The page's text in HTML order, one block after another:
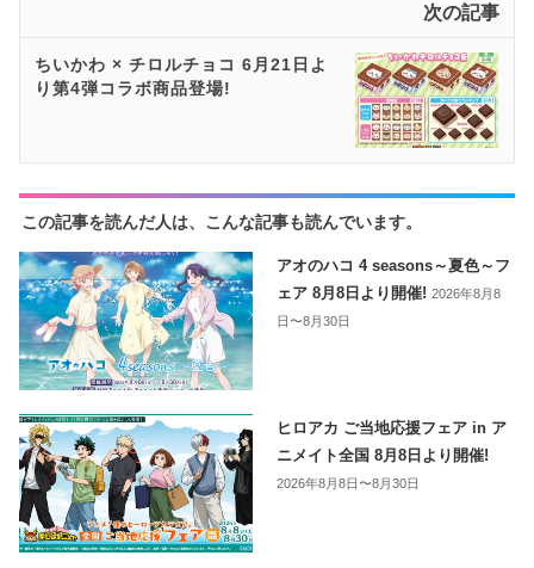
次の記事
ちいかわ × チロルチョコ 6月21日よ
り第4弾コラボ商品登場!
この記事を読んだ人は、こんな記事も読んでいます。
アオのハコ 4 seasons～夏色～フ
ェア 8月8日より開催!2026年8月8
日〜8月30日
ヒロアカ ご当地応援フェア in ア
ニメイト全国 8月8日より開催!
2026年8月8日〜8月30日